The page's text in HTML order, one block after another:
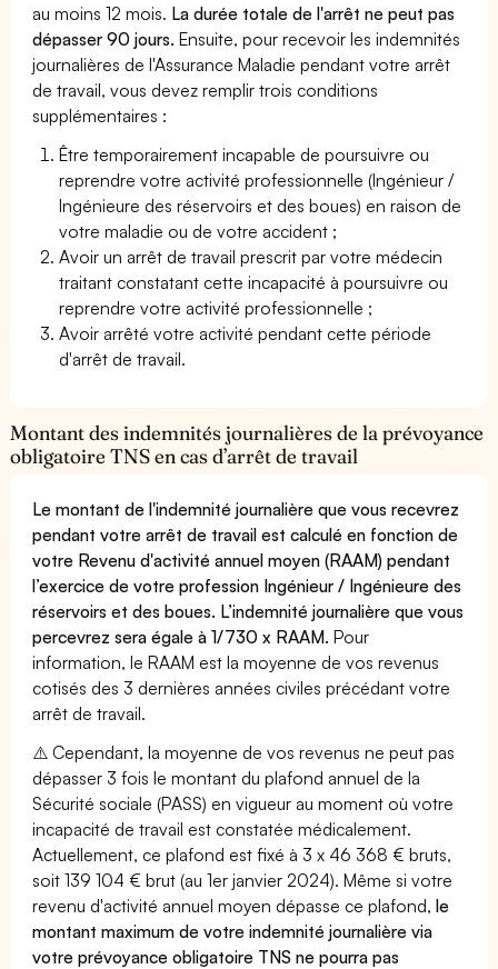
au moins 12 mois. La durée totale de l'arrêt ne peut pas
dépasser 90 jours. Ensuite, pour recevoir les indemnités
journalières de l'Assurance Maladie pendant votre arrêt
de travail, vous devez remplir trois conditions
supplémentaires :
Être temporairement incapable de poursuivre ou
reprendre votre activité professionnelle (Ingénieur /
Ingénieure des réservoirs et des boues) en raison de
votre maladie ou de votre accident ;
Avoir un arrêt de travail prescrit par votre médecin
traitant constatant cette incapacité à poursuivre ou
reprendre votre activité professionnelle ;
Avoir arrêté votre activité pendant cette période
d'arrêt de travail.
Montant des indemnités journalières de la prévoyance
obligatoire TNS en cas d’arrêt de travail
Le montant de l'indemnité journalière que vous recevrez
pendant votre arrêt de travail est calculé en fonction de
votre Revenu d'activité annuel moyen (RAAM) pendant
l’exercice de votre profession Ingénieur / Ingénieure des
réservoirs et des boues. L’indemnité journalière que vous
percevrez sera égale à 1/730 x RAAM. Pour
information, le RAAM est la moyenne de vos revenus
cotisés des 3 dernières années civiles précédant votre
arrêt de travail.
⚠️ Cependant, la moyenne de vos revenus ne peut pas
dépasser 3 fois le montant du plafond annuel de la
Sécurité sociale (PASS) en vigueur au moment où votre
incapacité de travail est constatée médicalement.
Actuellement, ce plafond est fixé à 3 x 46 368 € bruts,
soit 139 104 € brut (au 1er janvier 2024). Même si votre
revenu d'activité annuel moyen dépasse ce plafond,le
montant maximum de votre indemnité journalière via
votre prévoyance obligatoire TNS ne pourra pas